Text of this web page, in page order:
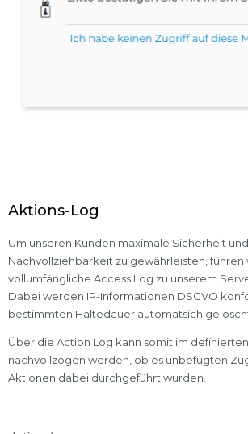
Aktions-Log
Um unseren Kunden maximale Sicherheit und
Nachvollziehbarkeit zu gewährleisten, führen
vollumfängliche Access Log zu unserem
Dabei werden IP-Informationen DSGVO
bestimmten Haltedauer automatsich
Über die Action Log kann somit im
nachvollzogen werden, ob es unbefugten
Aktionen dabei durchgeführt wurden.